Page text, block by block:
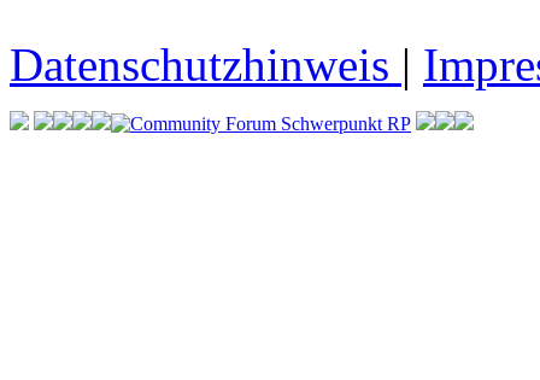
Datenschutzhinweis |